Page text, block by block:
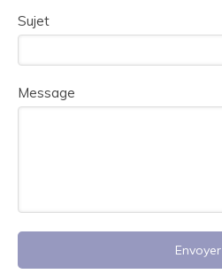
Sujet
Message
Envoyer